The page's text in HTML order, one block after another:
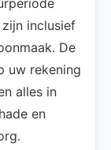
inclusief
De
uw rekening
alles in
en